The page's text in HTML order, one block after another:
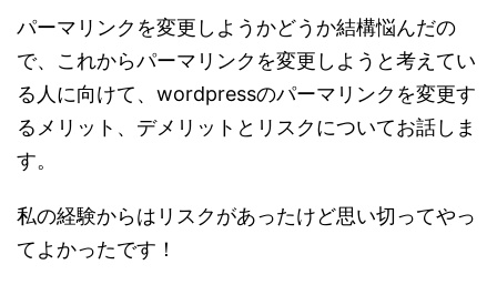
パーマリンクを変更しようかどうか結構悩んだの
で、これからパーマリンクを変更しようと考えてい
る人に向けて、wordpressのパーマリンクを変更す
るメリット、デメリットとリスクについてお話しま
す。
私の経験からはリスクがあったけど思い切ってやっ
てよかったです！